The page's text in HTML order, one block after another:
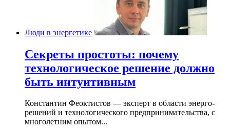
Люди в энергетике
Секреты простоты: почему
технологическое решение должно
быть интуитивным
Константин Феоктистов — эксперт в области энерго-
решений и технологического предпринимательства, с
многолетним опытом...